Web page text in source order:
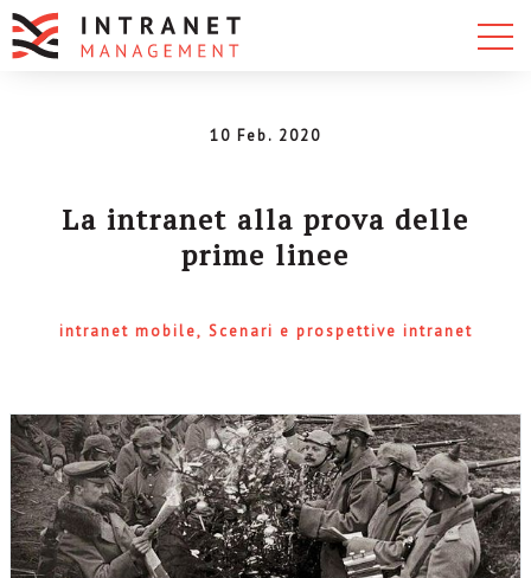
10 Feb. 2020
La intranet alla prova delle
prime linee
intranet mobile Scenari e prospettive intranet